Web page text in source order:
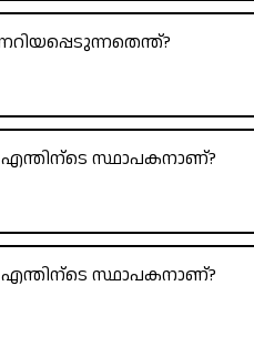
സ്ഥാപകനാണ്?
സ്ഥാപകനാണ്?